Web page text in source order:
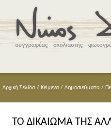
Αρχική Σελίδα / Κείμενα / Δημοσιεύματα /
ΤΟ ΔΙΚΑΙΩΜΑ ΤΗΣ